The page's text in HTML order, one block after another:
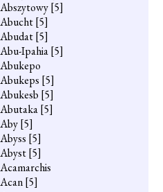
Abszytowy[5]
Abucht[5]
Abudat[5]
Abu-Ipahia[5]
Abukepo
Abukeps [5]
Abukesb [5]
Abutaka[5]
Aby[5]
Abyss [5]
Abyst[5]
Acamarchis
Acan[5]